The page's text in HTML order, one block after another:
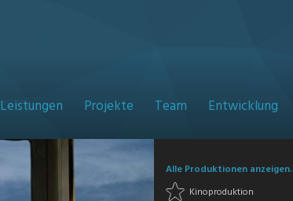
Leistungen Projekte Team Entwicklung
Alle Produktionen anzeigen.
Kinoproduktion